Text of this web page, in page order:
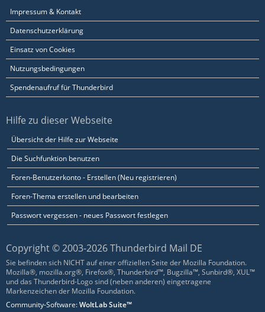
Impressum & Kontakt
Datenschutzerklärung
Einsatz von Cookies
Nutzungsbedingungen
Spendenaufruf für Thunderbird
Hilfe zu dieser Webseite
Übersicht der Hilfe zur Webseite
Die Suchfunktion benutzen
Foren-Benutzerkonto - Erstellen (Neu registrieren)
Foren-Thema erstellen und bearbeiten
Passwort vergessen - neues Passwort festlegen
Copyright © 2003-2026 Thunderbird Mail DE
Sie befinden sich NICHT auf einer offiziellen Seite der Mozilla Foundation.
Mozilla®, mozilla.org®, Firefox®, Thunderbird™, Bugzilla™, Sunbird®, XUL™
und das Thunderbird-Logo sind (neben anderen) eingetragene
Markenzeichen der Mozilla Foundation.
Community-Software:WoltLab Suite™